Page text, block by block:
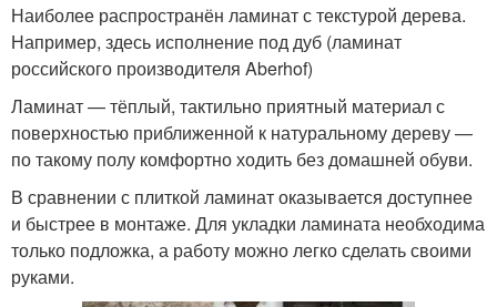
Наиболее распространён ламинат с текстурой дерева.
Например, здесь исполнение под дуб (ламинат
российского производителя Aberhof)
Ламинат — тёплый, тактильно приятный материал с
поверхностью приближенной к натуральному дереву —
по такому полу комфортно ходить без домашней обуви.
В сравнении с плиткой ламинат оказывается доступнее
и быстрее в монтаже. Для укладки ламината необходима
только подложка, а работу можно легко сделать своими
руками.